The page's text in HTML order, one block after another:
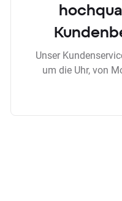
Unser
um die Uhr, von